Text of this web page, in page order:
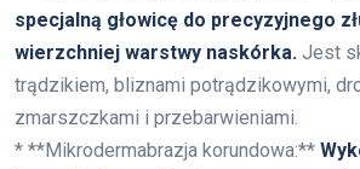
specjalną głowicę do precyzyjnego
wierzchniej warstwy naskórka. Jest
trądzikiem, bliznami potrądzikowymi,
zmarszczkami i przebarwieniami.
* **Mikrodermabrazja korundowa:**